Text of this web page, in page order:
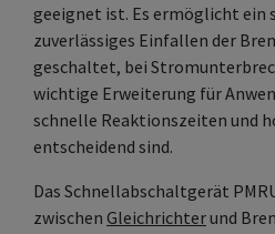
geeignet ist. Es ermöglicht ein
zuverlässiges Einfallen der
geschaltet, bei
wichtige Erweiterung für
schnelle Reaktionszeiten und
entscheidend sind.
Das Schnellabschaltgerät
zwischen Gleichrichterund